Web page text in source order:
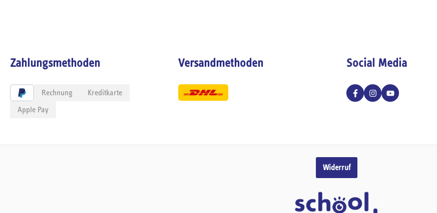
Zahlungsmethoden
Rechnung Kreditkarte
Apple Pay
Versandmethoden Social Media
Widerruf